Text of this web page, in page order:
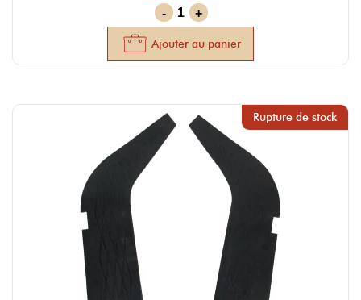
-
+
Ajouter au panier
Rupture de stock